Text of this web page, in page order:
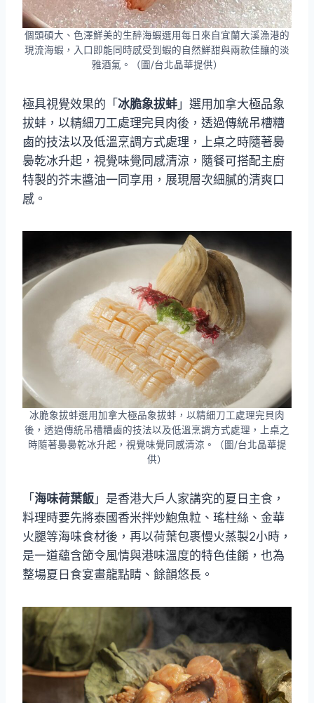
個頭碩大、色澤鮮美的生醉海蝦選用每日來自宜蘭大溪漁港的
現流海蝦，入口即能同時感受到蝦的自然鮮甜與兩款佳釀的淡
雅酒氣。（圖/台北晶華提供）
極具視覺效果的「 冰脆象拔蚌 」選用加拿大極品象
拔蚌，以精細刀工處理完貝肉後，透過傳統吊槽糟
鹵的技法以及低溫烹調方式處理，上桌之時隨著裊
裊乾冰升起，視覺味覺同感清涼，隨餐可搭配主廚
特製的芥末醬油一同享用，展現層次細膩的清爽口
感。
冰脆象拔蚌選用加拿大極品象拔蚌，以精細刀工處理完貝肉
後，透過傳統吊槽糟鹵的技法以及低溫烹調方式處理，上桌之
時隨著裊裊乾冰升起，視覺味覺同感清涼。（圖/台北晶華提
供）
「 海味荷葉飯 」是香港大戶人家講究的夏日主食，
料理時要先將泰國香米拌炒鮑魚粒、瑤柱絲、金華
火腿等海味食材後，再以荷葉包裹慢火蒸製2小時，
是一道蘊含節令風情與港味溫度的特色佳餚，也為
整場夏日食宴畫龍點睛、餘韻悠長。